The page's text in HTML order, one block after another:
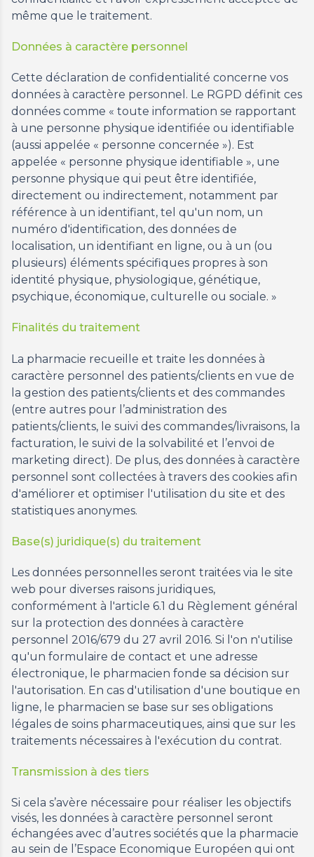
même que le traitement.
Données à caractère personnel
Cette déclaration de confidentialité concerne vos
données à caractère personnel. Le RGPD définit ces
données comme « toute information se rapportant
à une personne physique identifiée ou identifiable
(aussi appelée « personne concernée »). Est
appelée « personne physique identifiable », une
personne physique qui peut être identifiée,
directement ou indirectement, notamment par
référence à un identifiant, tel qu'un nom, un
numéro d'identification, des données de
localisation, un identifiant en ligne, ou à un (ou
plusieurs) éléments spécifiques propres à son
identité physique, physiologique, génétique,
psychique, économique, culturelle ou sociale. »
Finalités du traitement
La pharmacie recueille et traite les données à
caractère personnel des patients/clients en vue de
la gestion des patients/clients et des commandes
(entre autres pour l’administration des
patients/clients, le suivi des commandes/livraisons, la
facturation, le suivi de la solvabilité et l’envoi de
marketing direct). De plus, des données à caractère
personnel sont collectées à travers des cookies afin
d'améliorer et optimiser l'utilisation du site et des
statistiques anonymes.
Base(s) juridique(s) du traitement
Les données personnelles seront traitées via le site
web pour diverses raisons juridiques,
conformément à l'article 6.1 du Règlement général
sur la protection des données à caractère
personnel 2016/679 du 27 avril 2016. Si l'on n'utilise
qu'un formulaire de contact et une adresse
électronique, le pharmacien fonde sa décision sur
l'autorisation. En cas d'utilisation d'une boutique en
ligne, le pharmacien se base sur ses obligations
légales de soins pharmaceutiques, ainsi que sur les
traitements nécessaires à l'exécution du contrat.
Transmission à des tiers
Si cela s’avère nécessaire pour réaliser les objectifs
visés, les données à caractère personnel seront
échangées avec d’autres sociétés que la pharmacie
au sein de l’Espace Economique Européen qui ont